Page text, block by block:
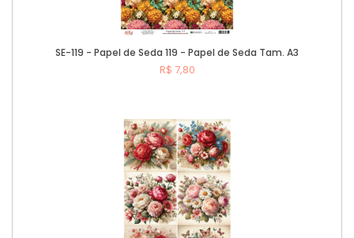
SE-119 - Papel de Seda 119 - Papel de Seda Tam. A3
R$ 7,80